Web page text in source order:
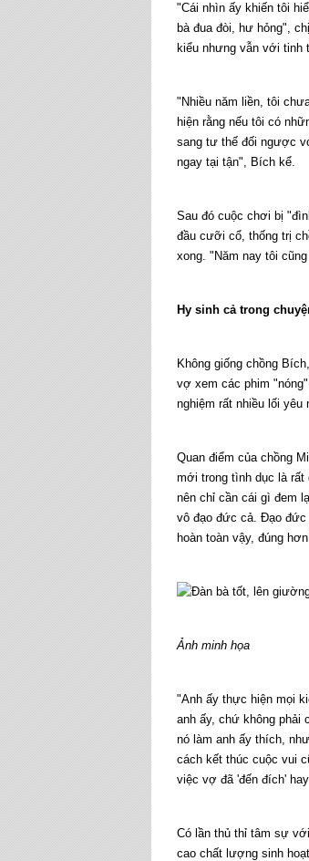
"Cái nhìn ấy khiến tôi
bà đua đòi, hư hỏng",
kiểu nhưng vẫn với tinh
"Nhiều năm liền, tôi
hiện rằng nếu tôi có
sang tư thế đối ngược
ngay tại tận", Bích kể.
Sau đó cuộc chơi bị
đầu cưỡi cổ, thống trị
xong. "Năm nay tôi
Hy sinh cả trong
Không giống chồng
vợ xem các phim
nghiệm rất nhiều lối yêu
Quan điểm của chồng
mới trong tình dục là
nên chỉ cần cái gì đem
vô đạo đức cả. Đạo đức
hoàn toàn vậy, đúng
Ảnh minh họa
"Anh ấy thực hiện mọi
anh ấy, chứ không phải
nó làm anh ấy thích,
cách kết thúc cuộc vui
việc vợ đã 'đến đích'
Có lần thủ thỉ tâm sự
cao chất lượng sinh